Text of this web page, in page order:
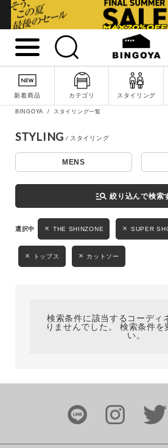
新着商品 カテゴリ スタイリング
詳細検索
キーワード
性別
MENS LADIES
ブランド
BINGOYA スタイリング一覧
STYLING
MENS
manage_search 絞り込んで検索
THE SHINZONE SUPER
トップス カットソー
検索条件に該当するコーディ
りませんでした。 検索条件を
い。